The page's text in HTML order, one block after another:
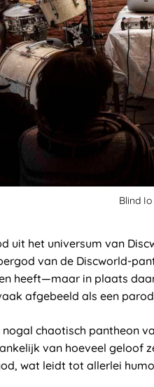
​Blind
uit het universum van
van de Discworld-
heeft—maar in plaats
afgebeeld als een
nogal chaotisch pantheon
van hoeveel geloof
wat leidt tot allerlei